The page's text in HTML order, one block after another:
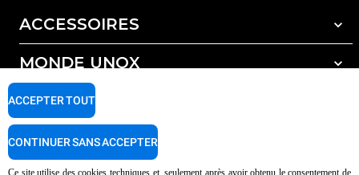
ACCESSOIRES
Tous les accessoires
Détergents pour lavage automatique
Détergents pour lavage manuel
Traitement de l'eau avec filtres à résine
Traitement de l'eau par osmose inverse
MONDE UNOX
Nos bureaux dans le monde
SUPPORT
Garantie Unox
Trouver les Revendeurs
Ce site utilise des cookies techniques et, seulement après avoir obtenu le consentement de
ACCEPTER TOUT
CONTINUER SANS ACCEPTER